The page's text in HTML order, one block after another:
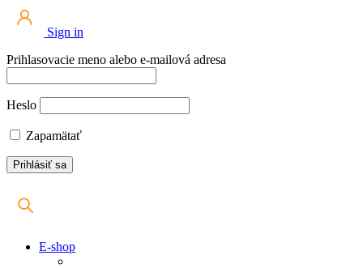
Sign in
Prihlasovacie meno alebo e-mailová adresa
Heslo
Zapamätať
E-shop